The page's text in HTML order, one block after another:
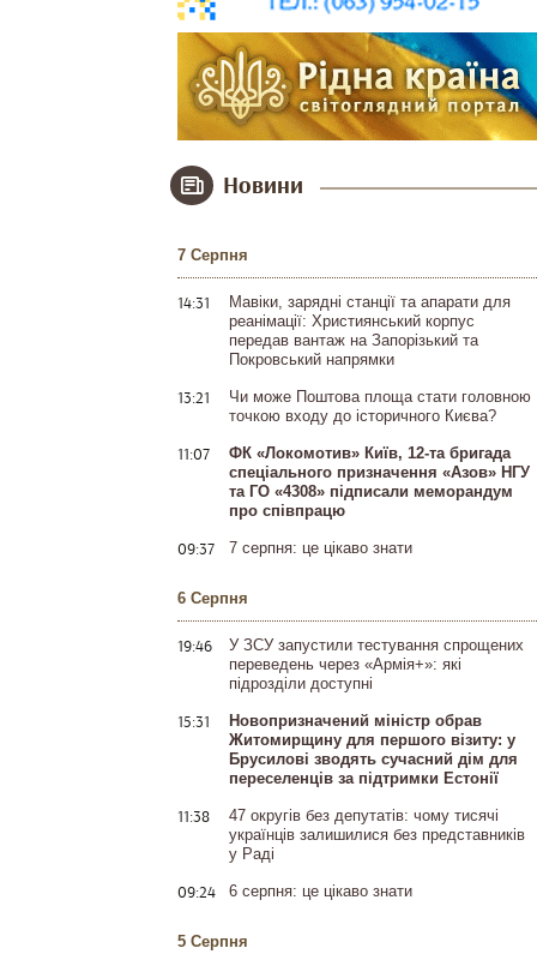
Новини
7 Серпня
14:31
Мавіки, зарядні станції та апарати для
реанімації: Християнський корпус
передав вантаж на Запорізький та
Покровський напрямки
13:21
Чи може Поштова площа стати головною
точкою входу до історичного Києва?
11:07
ФК «Локомотив» Київ, 12-та бригада
спеціального призначення «Азов» НГУ
та ГО «4308» підписали меморандум
про співпрацю
09:37 7 серпня: це цікаво знати
6 Серпня
19:46
У ЗСУ запустили тестування спрощених
переведень через «Армія+»: які
підрозділи доступні
15:31
Новопризначений міністр обрав
Житомирщину для першого візиту: у
Брусилові зводять сучасний дім для
переселенців за підтримки Естонії
11:38
47 округів без депутатів: чому тисячі
українців залишилися без представників
у Раді
09:24 6 серпня: це цікаво знати
5 Серпня